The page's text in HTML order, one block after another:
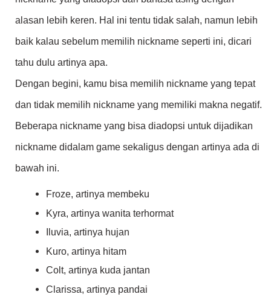
alasan lebih keren. Hal ini tentu tidak salah, namun lebih
baik kalau sebelum memilih nickname seperti ini, dicari
tahu dulu artinya apa.
Dengan begini, kamu bisa memilih nickname yang tepat
dan tidak memilih nickname yang memiliki makna negatif.
Beberapa nickname yang bisa diadopsi untuk dijadikan
nickname didalam game sekaligus dengan artinya ada di
bawah ini.
Froze, artinya membeku
Kyra, artinya wanita terhormat
Iluvia, artinya hujan
Kuro, artinya hitam
Colt, artinya kuda jantan
Clarissa, artinya pandai